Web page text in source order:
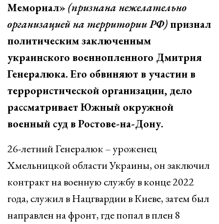
Мемориал» (признана нежелательно
организацией на территории РФ)признал
политическим заключенным
украинского военнопленного Дмитрия
Генералюка. Его обвиняют в участии в
террористической организации, дело
рассматривает Южный окружной
военный суд в Ростове-на-Дону.
26-летний Генералюк – уроженец
Хмельницкой области Украины, он заключил
контракт на военную службу в конце 2022
года, служил в Нацгвардии в Киеве, затем был
направлен на фронт, где попал в плен 8